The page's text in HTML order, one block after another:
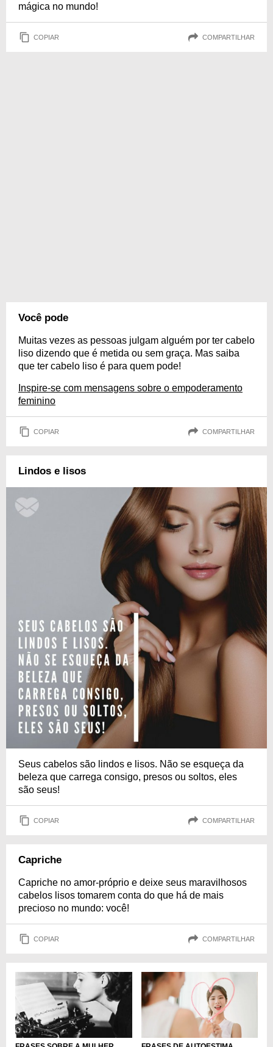
mágica no mundo!
COPIAR COMPARTILHAR
Você pode
Muitas vezes as pessoas julgam alguém por ter cabelo
liso dizendo que é metida ou sem graça. Mas saiba
que ter cabelo liso é para quem pode!
Inspire-se com mensagens sobre o empoderamento
feminino
COPIAR COMPARTILHAR
Lindos e lisos
Seus cabelos são lindos e lisos. Não se esqueça da
beleza que carrega consigo, presos ou soltos, eles
são seus!
COPIAR COMPARTILHAR
Capriche
Capriche no amor-próprio e deixe seus maravilhosos
cabelos lisos tomarem conta do que há de mais
precioso no mundo: você!
COPIAR COMPARTILHAR